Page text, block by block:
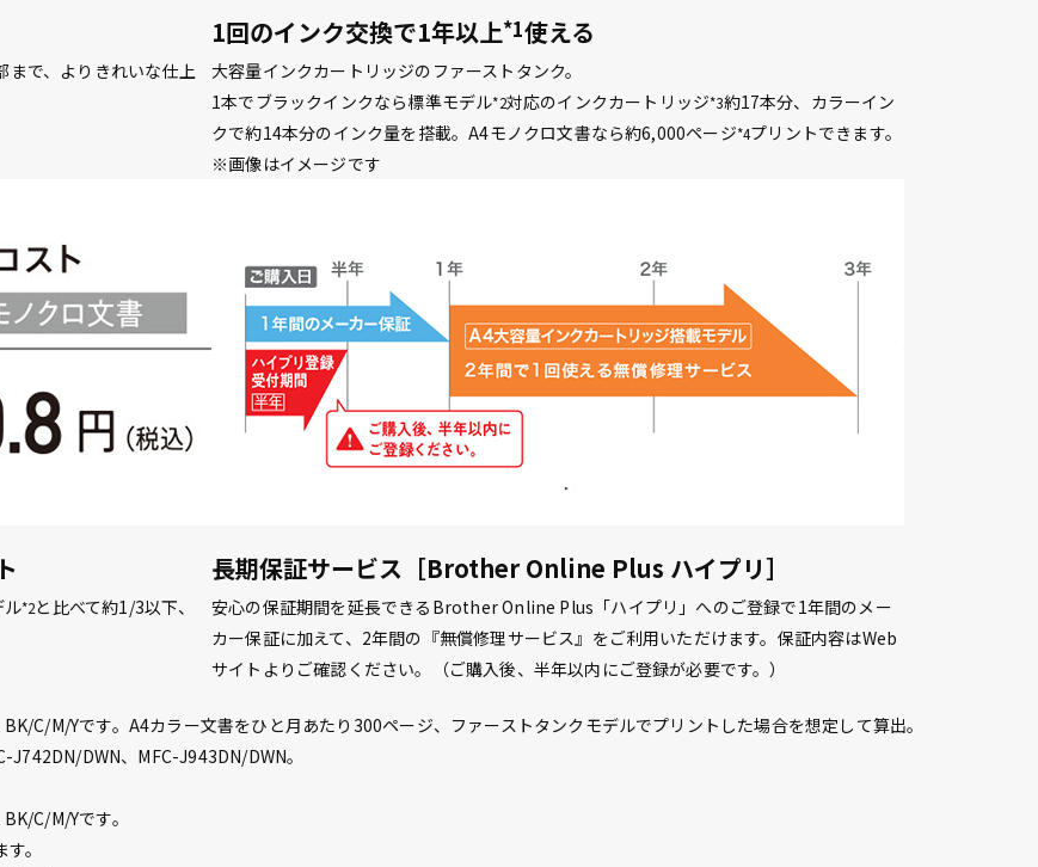
まで、よりきれいな仕上
1回のインク交換で1年以上*1使える
大容量インクカートリッジのファーストタンク。
1本でブラックインクなら標準モデル*2対応のインクカートリッジ*3約17本分、カラーイン
クで約14本分のインク量を搭載。A4モノクロ文書なら約6,000ページ*4プリントできます。
※画像はイメージです
ル*2と比べて約1/3以下、
長期保証サービス［Brother Online Plus ハイプリ］
安心の保証期間を延長できるBrother Online Plus「ハイプリ」へのご登録で1年間のメー
カー保証に加えて、2年間の『無償修理サービス』をご利用いただけます。保証内容はWeb
サイトよりご確認ください。（ご購入後、半年以内にご登録が必要です。）
C/M/Yです。A4カラー文書をひと月あたり300ページ、ファーストタンクモデルでプリントした場合を想定して算出。
DWN、MFC-J943DN/DWN。
C/M/Yです。
。